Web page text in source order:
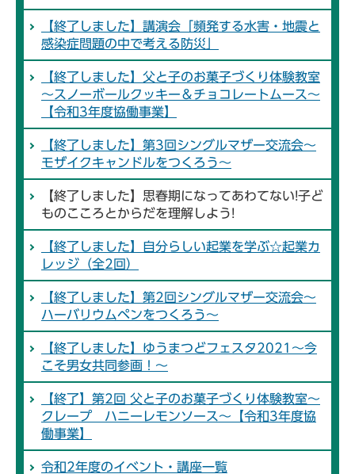
【終了しました】講演会「頻発する水害・地震と
感染症問題の中で考える防災」
【終了しました】父と子のお菓子づくり体験教室
～スノーボールクッキー＆チョコレートムース～
【令和3年度協働事業】
【終了しました】第3回シングルマザー交流会～
モザイクキャンドルをつくろう～
【終了しました】思春期になってあわてない!子ど
ものこころとからだを理解しよう!
【終了しました】自分らしい起業を学ぶ☆起業カ
レッジ（全2回）
【終了しました】第2回シングルマザー交流会～
ハーバリウムペンをつくろう～
【終了しました】ゆうまつどフェスタ2021～今
こそ男女共同参画！～
【終了】第2回 父と子のお菓子づくり体験教室～
クレープ ハニーレモンソース～【令和3年度協
働事業】
令和2年度のイベント・講座一覧